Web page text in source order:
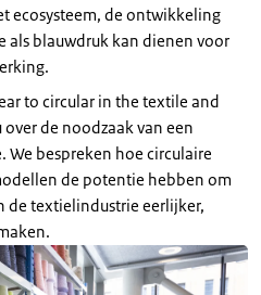
ecosysteem, de ontwikkeling
als blauwdruk kan dienen voor
to circular in the textile and
de noodzaak van een
bespreken hoe circulaire
de potentie hebben om
de textielindustrie eerlijker,